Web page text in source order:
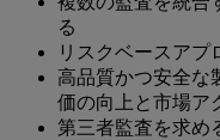
る
リスクベースアプ
高品質かつ安全な
価の向上と市場ア
第三者監査を求め